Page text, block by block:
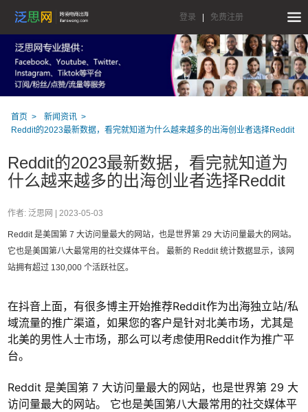
登录 免费注册
首页
新闻资讯
Reddit的2023最新数据，看完就知道为什么越来越多的出海创业者选择Reddit
Reddit的2023最新数据，看完就知道为
什么越来越多的出海创业者选择Reddit
作者: 泛思网 | 2023-05-03
Reddit 是美国第 7 大访问量最大的网站，也是世界第 29 大访问量最大的网站。
它也是美国第八大最常用的社交媒体平台。 最新的 Reddit 统计数据显示，该网
站拥有超过 130,000 个活跃社区。
在抖音上面，有很多博主开始推荐Reddit作为出海独立站/私
域流量的推广渠道，如果您的客户是针对北美市场，尤其是
北美的男性人士市场，那么可以考虑使用Reddit作为推广平
台。
Reddit 是美国第 7 大访问量最大的网站，也是世界第 29 大
访问量最大的网站。 它也是美国第八大最常用的社交媒体平